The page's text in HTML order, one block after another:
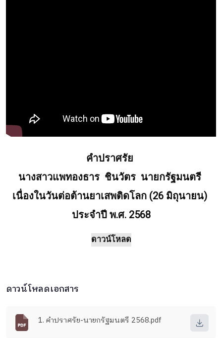
คำปราศรัย
นางสาวแพทองธาร  ชินวัตร  นายกรัฐมนตรี
เนื่องในวันต่อต้านยาเสพติดโลก (26 มิถุนายน)
ประจำปี พ.ศ. 2568
ดาวน์โหลด
ดาวน์โหลดเอกสาร
1. คำปราศรัย-นายกรัฐมนตรี 2568.pdf